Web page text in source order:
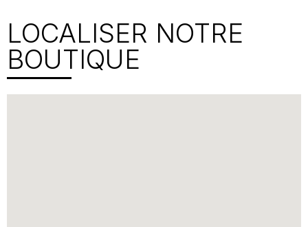
LOCALISER NOTRE
BOUTIQUE